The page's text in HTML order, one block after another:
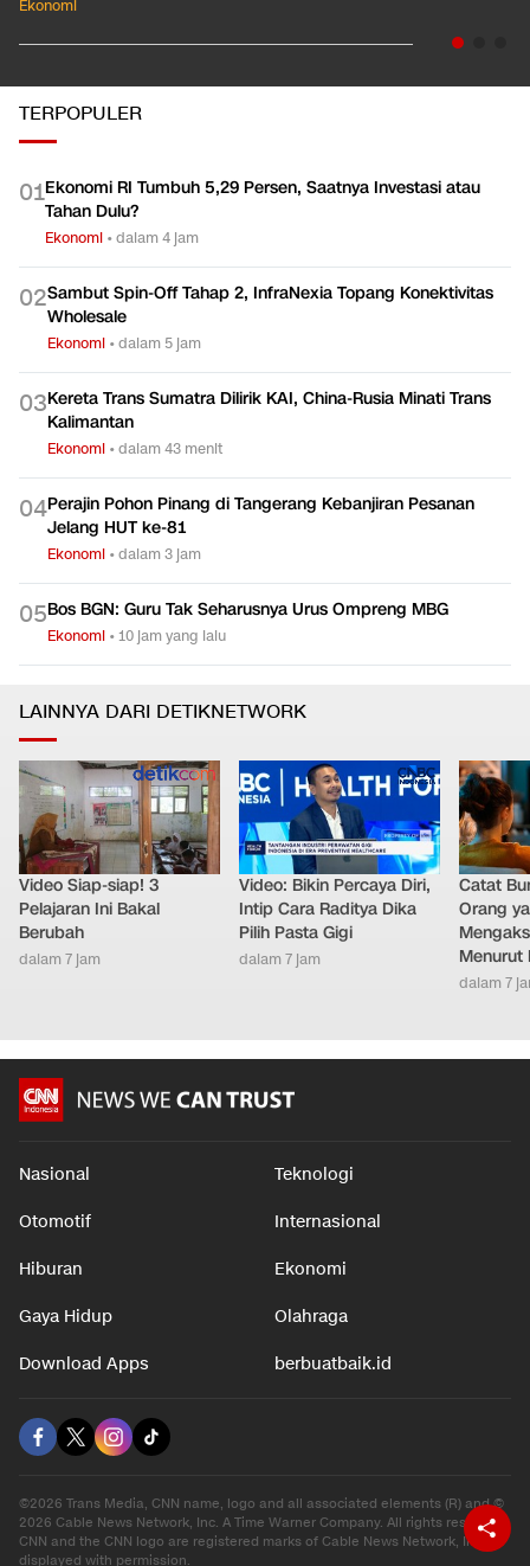
Ekonomi
TERPOPULER
01Ekonomi RI Tumbuh 5,29 Persen, Saatnya Investasi atau
Tahan Dulu?
Ekonomi •dalam 4 jam
02Sambut Spin-Off Tahap 2, InfraNexia Topang Konektivitas
Wholesale
Ekonomi •dalam 5 jam
03Kereta Trans Sumatra Dilirik KAI, China-Rusia Minati Trans
Kalimantan
Ekonomi •dalam 43 menit
04Perajin Pohon Pinang di Tangerang Kebanjiran Pesanan
Jelang HUT ke-81
Ekonomi •dalam 3 jam
05Bos BGN: Guru Tak Seharusnya Urus Ompreng MBG
Ekonomi •10 jam yang lalu
LAINNYA DARI DETIKNETWORK
Video Siap-siap! 3
Pelajaran Ini Bakal
Berubah
dalam 7 jam
Video: Bikin Percaya Diri,
Intip Cara Raditya Dika
Pilih Pasta Gigi
dalam 7 jam
Catat
Orang
Menurut
dalam 7
Nasional Teknologi
Otomotif Internasional
Hiburan Ekonomi
Gaya Hidup Olahraga
Download Apps berbuatbaik.id
©2026 Trans Media, CNN name, logo and all associated elements (R) and ©
2026 Cable News Network, Inc. A Time Warner Company. All rights reserved.
CNN and the CNN logo are registered marks of Cable News Network, Inc.,
displayed with permission.